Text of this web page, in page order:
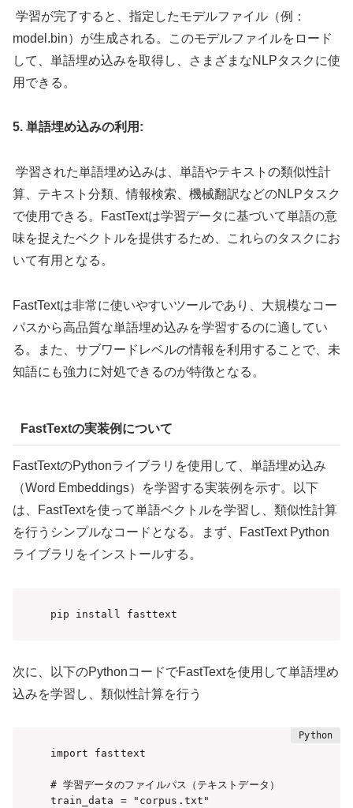
学習が完了すると、指定したモデルファイル（例：
model.bin）が生成される。このモデルファイルをロード
して、単語埋め込みを取得し、さまざまなNLPタスクに使
用できる。
5. 単語埋め込みの利用:
学習された単語埋め込みは、単語やテキストの類似性計
算、テキスト分類、情報検索、機械翻訳などのNLPタスク
で使用できる。FastTextは学習データに基づいて単語の意
味を捉えたベクトルを提供するため、これらのタスクにお
いて有用となる。
FastTextは非常に使いやすいツールであり、大規模なコー
パスから高品質な単語埋め込みを学習するのに適してい
る。また、サブワードレベルの情報を利用することで、未
知語にも強力に対処できるのが特徴となる。
FastTextの実装例について
FastTextのPythonライブラリを使用して、単語埋め込み
（Word Embeddings）を学習する実装例を示す。以下
は、FastTextを使って単語ベクトルを学習し、類似性計算
を行うシンプルなコードとなる。まず、FastText Python
ライブラリをインストールする。
pip install fasttext
次に、以下のPythonコードでFastTextを使用して単語埋め
込みを学習し、類似性計算を行う
import fasttext
# 学習データのファイルパス（テキストデータ）
train_data = "corpus.txt"